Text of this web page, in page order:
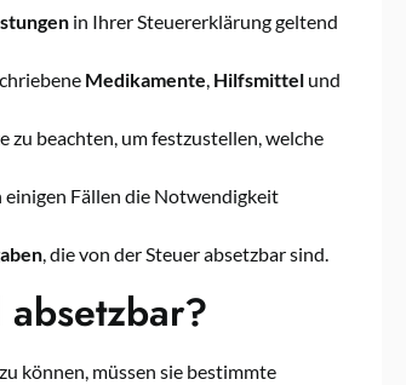
in Ihrer Steuererklärung geltend
Medikamente, Hilfsmittel und
zu beachten, um festzustellen, welche
einigen Fällen die Notwendigkeit
, die von der Steuer absetzbar sind.
können, müssen sie bestimmte